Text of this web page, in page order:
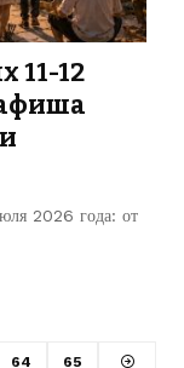
11-12
2026 года: от
64 65